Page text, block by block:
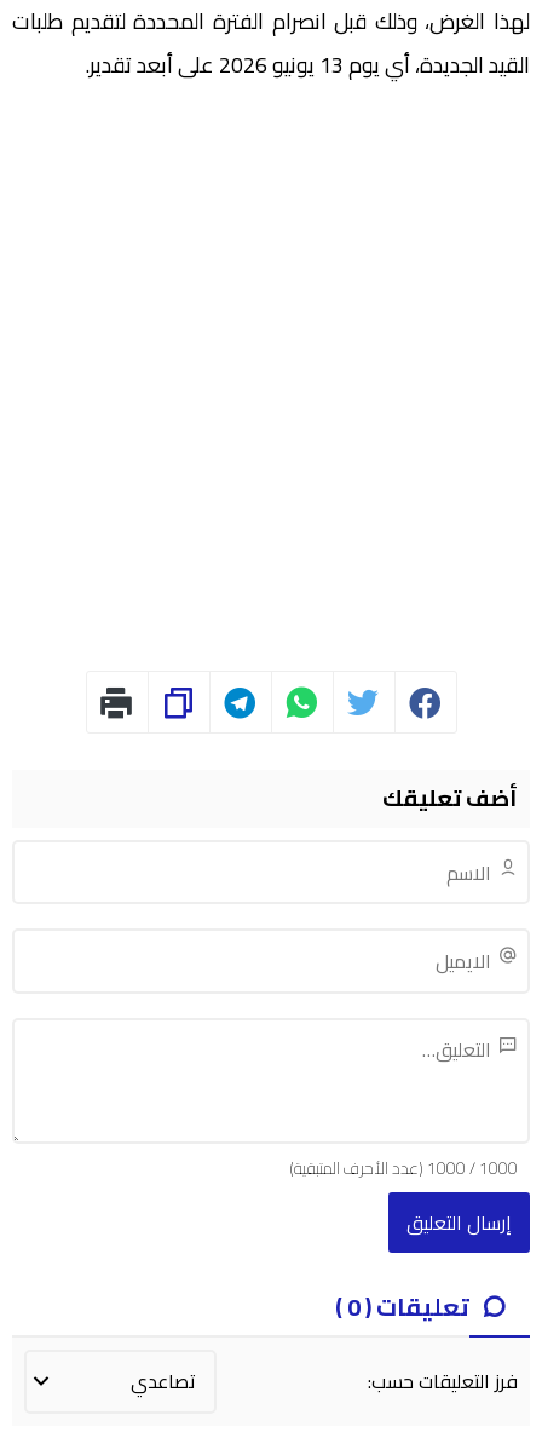
لهذا الغرض، وذلك قبل انصرام الفترة المحددة لتقديم طلبات
القيد الجديدة، أي يوم 13 يونيو 2026 على أبعد تقدير.
أضف تعليقك
1000
/
1000(عدد الأحرف المتبقية)
تعليقات ( 0 )
فرز التعليقات حسب: